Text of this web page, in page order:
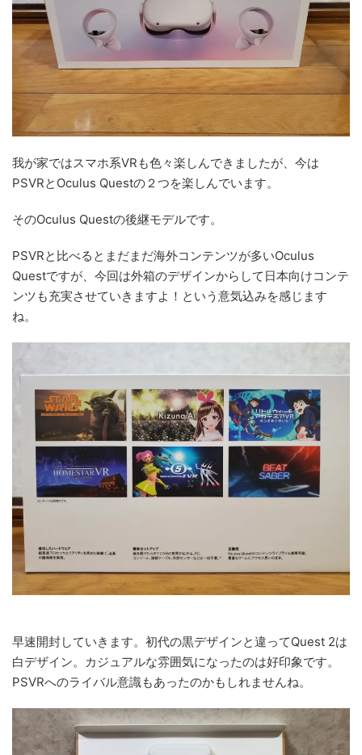
我が家ではスマホ系VRも色々楽しんできましたが、今は
PSVRとOculus Questの２つを楽しんでいます。
そのOculus Questの後継モデルです。
PSVRと比べるとまだまだ海外コンテンツが多いOculus
Questですが、今回は外箱のデザインからして日本向けコンテ
ンツも充実させていきますよ！という意気込みを感じます
ね。
早速開封していきます。初代の黒デザインと違ってQuest 2は
白デザイン。カジュアルな雰囲気になったのは好印象です。
PSVRへのライバル意識もあったのかもしれませんね。